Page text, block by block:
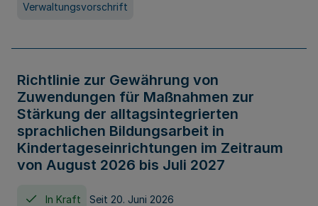
Verwaltungsvorschrift
Richtlinie zur Gewährung von
Zuwendungen für Maßnahmen zur
Stärkung der alltagsintegrierten
sprachlichen Bildungsarbeit in
Kindertageseinrichtungen im Zeitraum
von August 2026 bis Juli 2027
In Kraft Seit 20. Juni 2026